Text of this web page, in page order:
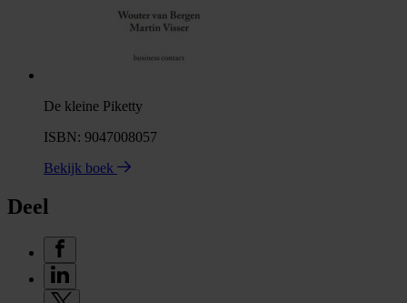
De kleine Piketty
ISBN: 9047008057
Bekijk boek
Deel